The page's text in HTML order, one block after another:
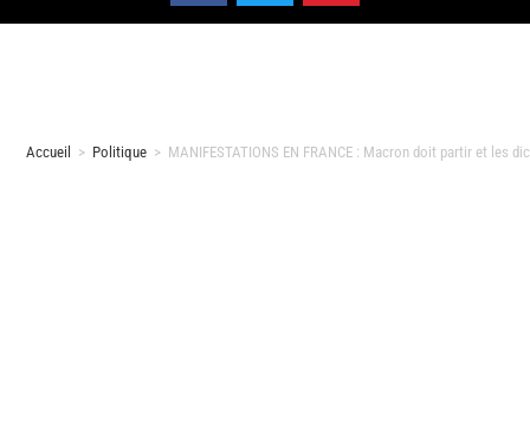
Accueil > Politique > MANIFESTATIONS EN FRANCE : Macron doit partir et les